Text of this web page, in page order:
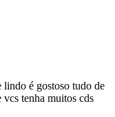
lindo é gostoso tudo de
vcs tenha muitos cds